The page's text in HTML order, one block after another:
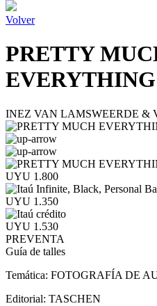
Volver
PRETTY
EVERYTHING
INEZ VAN LAMSWEERDE &
UYU 1.800
UYU 1.350
UYU 1.530
PREVENTA
Guía de talles
Temática: FOTOGRAFÍA DE
Editorial: TASCHEN